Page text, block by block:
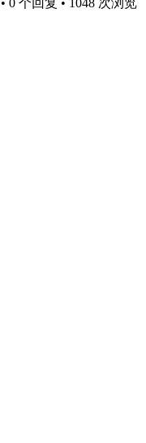
0 个回复 • 1048 次浏览